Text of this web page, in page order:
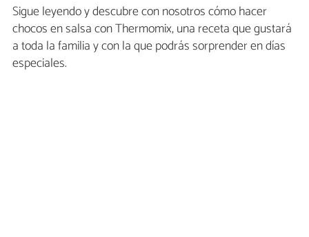
Sigue leyendo y descubre con nosotros cómo hacer
chocos en salsa con Thermomix, una receta que gustará
a toda la familia y con la que podrás sorprender en días
especiales.